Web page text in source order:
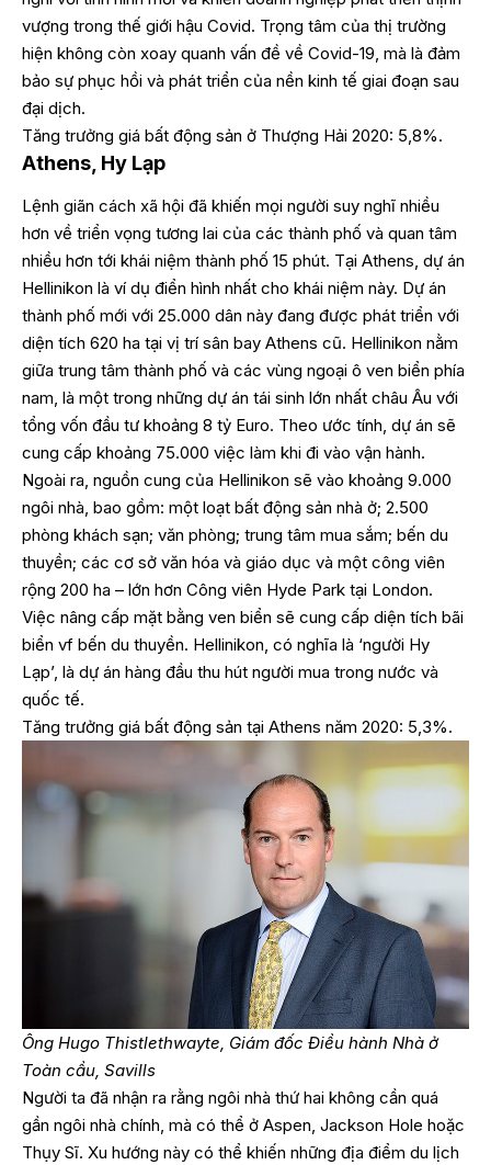
vượng trong thế giới hậu Covid. Trọng tâm của thị trường
hiện không còn xoay quanh vấn đề về Covid-19, mà là đảm
bảo sự phục hồi và phát triển của nền kinh tế giai đoạn sau
đại dịch.
Tăng trưởng giá bất động sản ở Thượng Hải 2020: 5,8%.
Athens, Hy Lạp
Lệnh giãn cách xã hội đã khiến mọi người suy nghĩ nhiều
hơn về triển vọng tương lai của các thành phố và quan tâm
nhiều hơn tới khái niệm thành phố 15 phút. Tại Athens, dự án
Hellinikon là ví dụ điển hình nhất cho khái niệm này. Dự án
thành phố mới với 25.000 dân này đang được phát triển với
diện tích 620 ha tại vị trí sân bay Athens cũ. Hellinikon nằm
giữa trung tâm thành phố và các vùng ngoại ô ven biển phía
nam, là một trong những dự án tái sinh lớn nhất châu Âu với
tổng vốn đầu tư khoảng 8 tỷ Euro. Theo ước tính, dự án sẽ
cung cấp khoảng 75.000 việc làm khi đi vào vận hành.
Ngoài ra, nguồn cung của Hellinikon sẽ vào khoảng 9.000
ngôi nhà, bao gồm: một loạt bất động sản nhà ở; 2.500
phòng khách sạn; văn phòng; trung tâm mua sắm; bến du
thuyền; các cơ sở văn hóa và giáo dục và một công viên
rộng 200 ha – lớn hơn Công viên Hyde Park tại London.
Việc nâng cấp mặt bằng ven biển sẽ cung cấp diện tích bãi
biển vf bến du thuyền. Hellinikon, có nghĩa là ‘người Hy
Lạp’, là dự án hàng đầu thu hút người mua trong nước và
quốc tế.
Tăng trưởng giá bất động sản tại Athens năm 2020: 5,3%.
Ông Hugo Thistlethwayte, Giám đốc Điều hành Nhà ở
Toàn cầu, Savills
Người ta đã nhận ra rằng ngôi nhà thứ hai không cần quá
gần ngôi nhà chính, mà có thể ở Aspen, Jackson Hole hoặc
Thụy Sĩ. Xu hướng này có thể khiến những địa điểm du lịch